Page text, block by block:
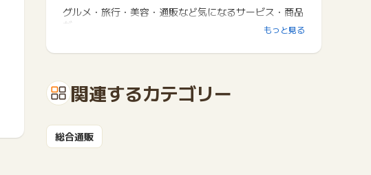
グルメ・旅行・美容・通販など気になるサービス・商品
が
もっと見る
関連するカテゴリー
総合通販